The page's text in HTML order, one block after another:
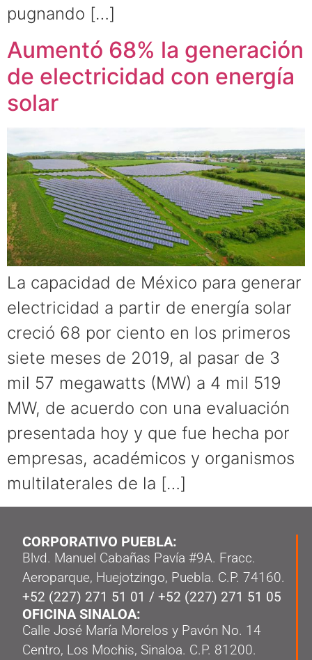
pugnando […]
Aumentó 68% la generación
de electricidad con energía
solar
La capacidad de México para generar
electricidad a partir de energía solar
creció 68 por ciento en los primeros
siete meses de 2019, al pasar de 3
mil 57 megawatts (MW) a 4 mil 519
MW, de acuerdo con una evaluación
presentada hoy y que fue hecha por
empresas, académicos y organismos
multilaterales de la […]
CORPORATIVO PUEBLA:
Blvd. Manuel Cabañas Pavía #9A. Fracc.
Aeroparque, Huejotzingo, Puebla. C.P. 74160.
+52 (227) 271 51 01 / +52 (227) 271 51 05
OFICINA SINALOA:
Calle José María Morelos y Pavón No. 14
Centro, Los Mochis, Sinaloa. C.P. 81200.